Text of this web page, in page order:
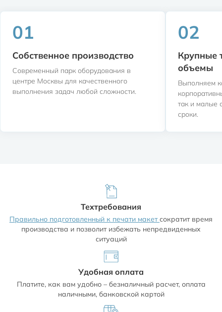
стену или вешают на стену при помощи кнопок, люверса.
01
Собственное производство
Современный парк оборудования в
центре Москвы для качественного
выполнения задач любой сложности.
02
Крупные
объемы
Выполняем
так и малые
сроки.
Техтребования
Правильно подготовленный к печати макетсократит время
производства и позволит избежать непредвиденных
ситуаций
Удобная оплата
Платите, как вам удобно – безналичный расчет, оплата
наличными, банковской картой